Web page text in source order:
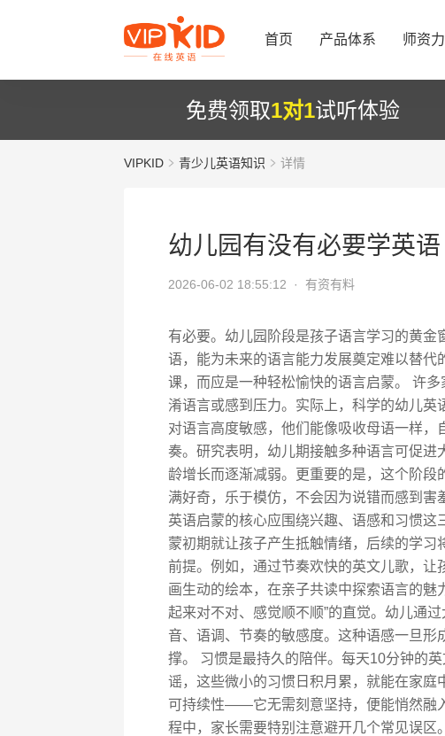
首页 产品体系 师资
免费领取1对1试听体验
VIPKID 青少儿英语知识 详情
幼儿园有没有必要学英语
2026-06-02 18:55:12 · 有资有料
有必要。幼儿园阶段是孩子语言学习的黄
语，能为未来的语言能力发展奠定难以替代
课，而应是一种轻松愉快的语言启蒙。 许
淆语言或感到压力。实际上，科学的幼儿
对语言高度敏感，他们能像吸收母语一样
奏。研究表明，幼儿期接触多种语言可促
龄增长而逐渐减弱。更重要的是，这个阶段
满好奇，乐于模仿，不会因为说错而感到害
英语启蒙的核心应围绕兴趣、语感和习惯
蒙初期就让孩子产生抵触情绪，后续的学习
前提。例如，通过节奏欢快的英文儿歌，让
画生动的绘本，在亲子共读中探索语言的魅
起来对不对、感觉顺不顺”的直觉。幼儿通
音、语调、节奏的敏感度。这种语感一旦
撑。 习惯是最持久的陪伴。每天10分钟的
谣，这些微小的习惯日积月累，就能在家
可持续性——它无需刻意坚持，便能悄然融
程中，家长需要特别注意避开几个常见误